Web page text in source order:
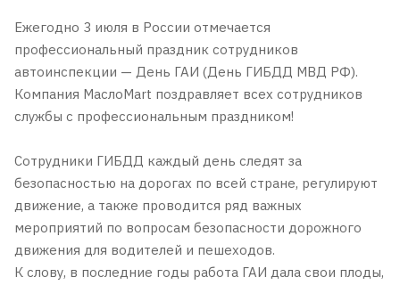
Ежегодно 3 июля в России отмечается
профессиональный праздник сотрудников
автоинспекции — День ГАИ (День ГИБДД МВД РФ).
Компания МаслоMart поздравляет всех сотрудников
службы с профессиональным праздником!
Сотрудники ГИБДД каждый день следят за
безопасностью на дорогах по всей стране, регулируют
движение, а также проводится ряд важных
мероприятий по вопросам безопасности дорожного
движения для водителей и пешеходов.
К слову, в последние годы работа ГАИ дала свои плоды,